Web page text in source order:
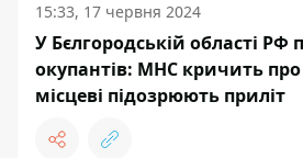
15:33, 17 червня 2024
У Бєлгородській області РФ
окупантів: МНС кричить
місцеві підозрюють приліт